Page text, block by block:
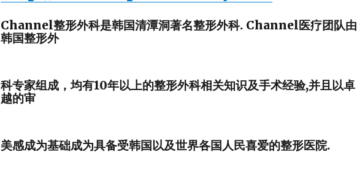
Channel整形外科是韩国清潭洞著名整形外科. Channel医疗团队由
韩国整形外
科专家组成，均有10年以上的整形外科相关知识及手术经验,并且以卓
越的审
美感成为基础成为具备受韩国以及世界各国人民喜爱的整形医院.